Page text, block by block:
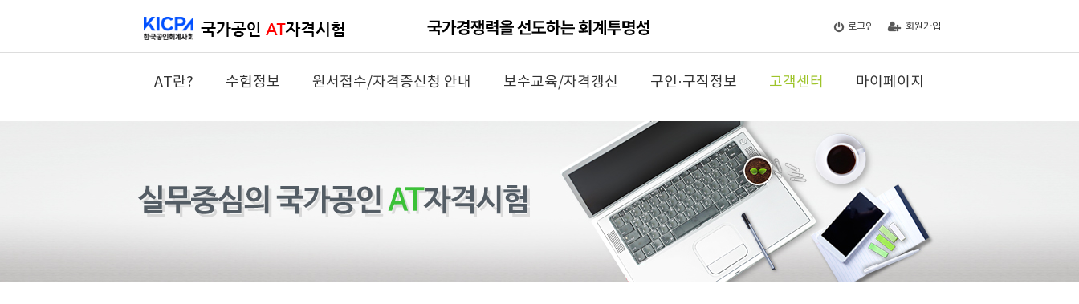
로그인 회원가입
AT란? 수험정보 원서접수/자격증신청 안내 보수교육/자격갱신 구인·구직정보 고객센터 마이페이지